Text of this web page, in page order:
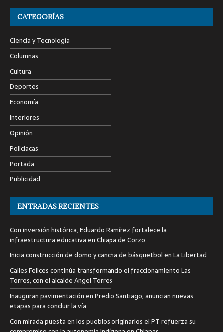
CATEGORÍAS
Ciencia y Tecnología
Columnas
Cultura
Deportes
Economía
Interiores
Opinión
Policiacas
Portada
Publicidad
ENTRADAS RECIENTES
Con inversión histórica, Eduardo Ramírez fortalece la
infraestructura educativa en Chiapa de Corzo
Inicia construcción de domo y cancha de básquetbol en La Libertad
Calles Felices continúa transformando el fraccionamiento Las
Torres, con el alcalde Angel Torres
Inauguran pavimentación en Predio Santiago; anuncian nuevas
etapas para concluir la vía
Con mirada puesta en los pueblos originarios el PT refuerza su